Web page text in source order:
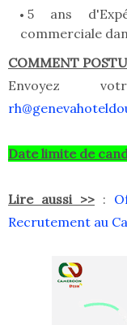
5 ans
commerciale
COMMENT
Envoyez
Date limite de
Lire aussi >> :
Recrutement au